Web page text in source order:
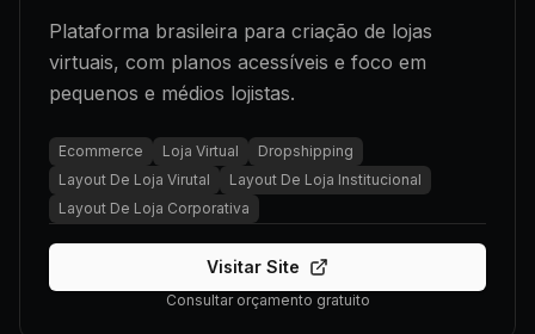
Plataforma brasileira para criação de lojas
virtuais, com planos acessíveis e foco em
pequenos e médios lojistas.
Ecommerce Loja Virtual
Dropshipping
Layout De Loja Virutal
Layout De Loja Institucional
Layout De Loja Corporativa
Visitar Site
Consultar orçamento gratuito